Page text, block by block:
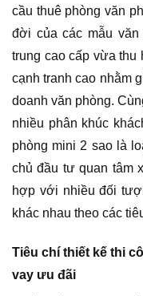
cầu thuê phòng văn
đời của các mẫu
trung cao cấp vừa thu
cạnh tranh cao nhằm
doanh văn phòng.
nhiều phân khúc
phòng mini 2 sao là
chủ đầu tư quan tâm
hợp với nhiều đối
khác nhau theo các
Tiêu chí thiết kế thi
vay ưu đãi